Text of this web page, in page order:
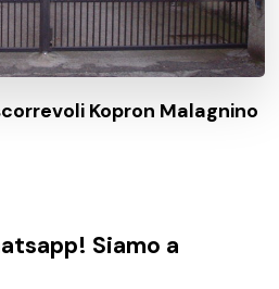
Kopron Malagnino
Siamo a